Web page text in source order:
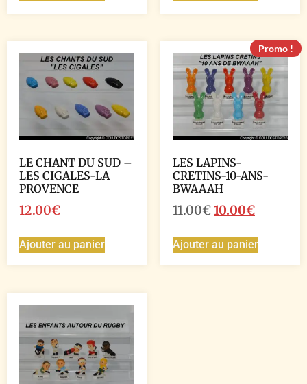
LE CHANT DU SUD –
LES CIGALES-LA
PROVENCE
12.00€
Ajouter au panier
Promo !
LES LAPINS-
CRETINS-10-ANS-
BWAAAH
11.00€10.00€
Ajouter au panier